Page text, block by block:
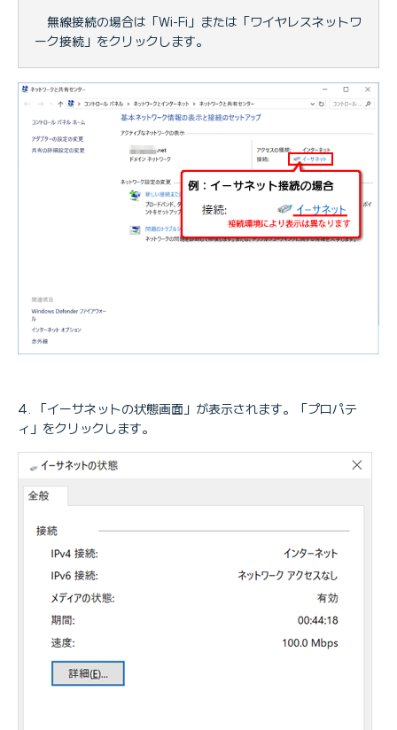
無線接続の場合は「Wi-Fi」または「ワイヤレスネットワ
ーク接続」をクリックします。
「イーサネットの状態画面」が表示されます。「プロパテ
ィ」をクリックします。